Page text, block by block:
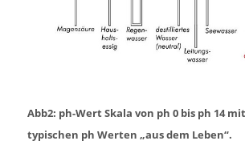
Abb2: ph-Wert Skala von ph 0 bis ph 14
typischen ph Werten „aus dem Leben“.